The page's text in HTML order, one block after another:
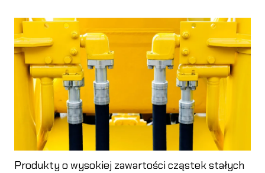
Produkty o wysokiej zawartości cząstek stałych